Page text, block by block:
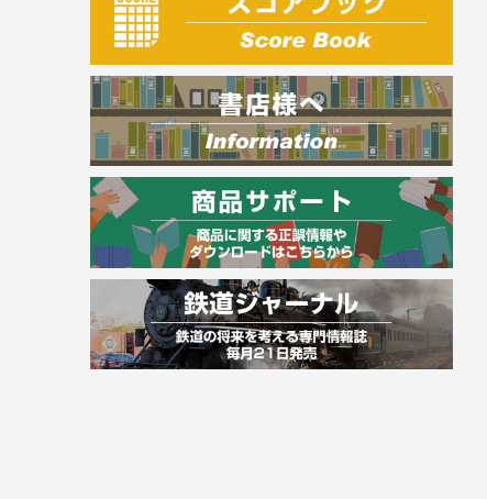
電気・危険物
調理師
スキル・キャリアアップ
危険物取扱者
消防設備士
登録販売者
その他資格試験